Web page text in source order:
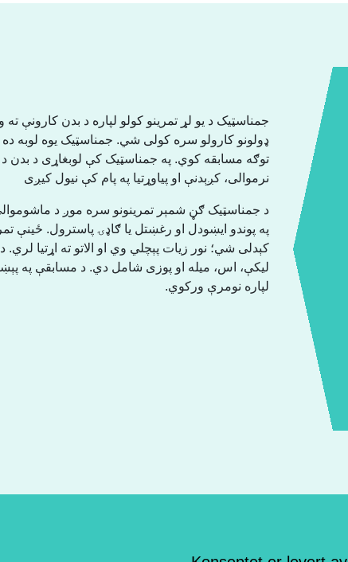
جمناسټیک د یو لړ تمرینو کولو لپاره د بدن کارونې ته
ډولونو کارولو سره کولی شي. جمناسټیک یوه لوبه
توګه مسابقه کوي. په جمناسټیک کې لوبغاړی د بدن
نرموالی، کږېدنې او پیاوړتیا په پام کې نیول کیږی
د جمناسټیک ګڼ شمېر تمرینونو سره موږ د
په پوندو ایښودل او رغښتل یا ګاډۍ پاسترول. ځینې
کېدلی شي؛ نور زیات پېچلي وي او الاتو ته اړتیا
لیکې، اس، میله او پوزی شامل دي. د مسابقې په
لپاره نومرې ورکوي.